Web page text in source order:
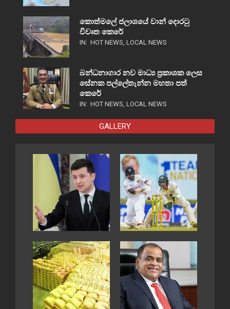
කොත්මලේ ජලාශයේ වාන් දොරටු
විවෘත කෙරේ
IN: HOT NEWS, LOCAL NEWS
බන්ධනාගාර නව මාධ්‍ය ප්‍රකාශක ලෙස
සේනක පල්ලේතැන්න මහතා පත්
කෙරේ
IN: HOT NEWS, LOCAL NEWS
GALLERY